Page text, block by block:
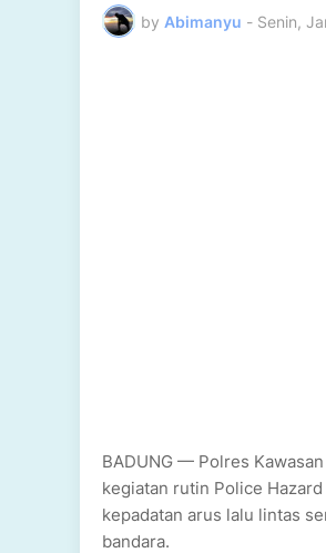
by Abimanyu - Senin,
BADUNG — Polres
kegiatan rutin Police
kepadatan arus lalu lintas
bandara.